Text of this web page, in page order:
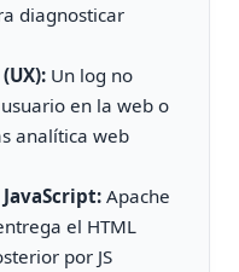
diagnosticar
Un log no
en la web o
analítica web
Apache
el HTML
por JS